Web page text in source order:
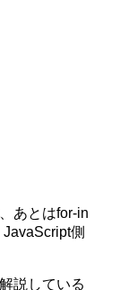
あとはfor-in
側
説している